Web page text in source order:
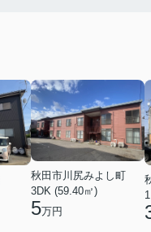
秋田市川尻みよし町
3DK (59.40㎡)
5万円